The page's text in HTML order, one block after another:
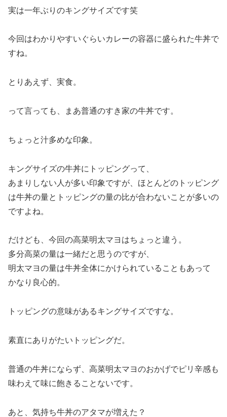
実は一年ぶりのキングサイズです笑
今回はわかりやすいぐらいカレーの容器に盛られた牛丼で
すね。
とりあえず、実食。
って言っても、まあ普通のすき家の牛丼です。
ちょっと汁多めな印象。
キングサイズの牛丼にトッピングって、
あまりしない人が多い印象ですが、ほとんどのトッピング
は牛丼の量とトッピングの量の比が合わないことが多いの
ですよね。
だけども、今回の高菜明太マヨはちょっと違う。
多分高菜の量は一緒だと思うのですが、
明太マヨの量は牛丼全体にかけられていることもあって
かなり良心的。
トッピングの意味があるキングサイズですな。
素直にありがたいトッピングだ。
普通の牛丼にならず、高菜明太マヨのおかげでピリ辛感も
味わえて味に飽きることないです。
あと、気持ち牛丼のアタマが増えた？